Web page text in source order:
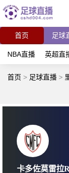
首页 足球
NBA直播 英超直
首页 > 足球直播 >